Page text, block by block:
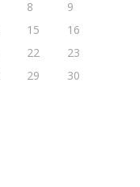
8
9
15
16
22
23
29
30